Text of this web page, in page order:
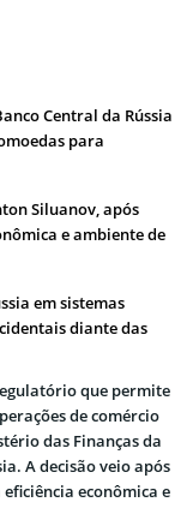
Central da Rússia
para
Siluanov, após
e ambiente de
em sistemas
diante das
que permite
de comércio
das Finanças da
A decisão veio após
econômica e